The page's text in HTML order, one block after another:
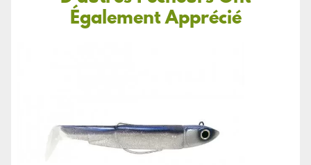
Également Apprécié